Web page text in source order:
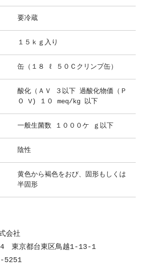
要冷蔵
１５ｋｇ入り
缶（１８ ℓ ５０Ｃクリンプ缶）
酸化（ＡＶ ３以下 過酸化物価（Ｐ
Ｏ V) １０ meq/kg 以下
一般生菌数 １０００ケ ｇ以下
陰性
黄色から褐色をおび、固形もしくは
半固形
会社
東京都台東区鳥越1-13-1
5251